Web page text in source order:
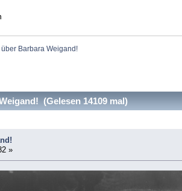
über Barbara Weigand!
(Gelesen 14109 mal)
»